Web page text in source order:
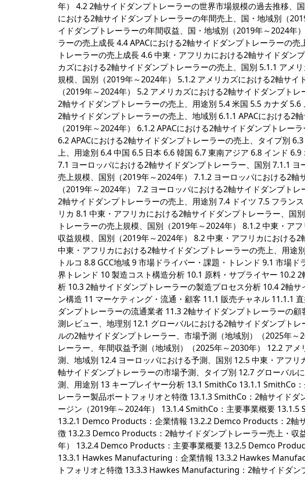
年） 4.2 2軸サイドダンプトレーラーの世界市場規模の過去推移、
における2軸サイドダンプトレーラーの年間売上、国・地域別（
イドダンプトレーラーの年間収益、国・地域別（2019年～2024年
ラーの売上成長 4.4 APACにおける2軸サイドダンプトレーラーの
トレーラーの売上成長 4.6 中東・アフリカにおける2軸サイドダン
カズにおける2軸サイドダンプトレーラーの売上、国別 5.1.1 アメ
規模、国別（2019年～2024年） 5.1.2 アメリカズにおける2軸サイ
（2019年～2024年） 5.2 アメリカズにおける2軸サイドダンプト
2軸サイドダンプトレーラーの売上、用途別 5.4 米国 5.5 カナダ 5.6
2軸サイドダンプトレーラーの売上、地域別 6.1.1 APACにおける2
（2019年～2024年） 6.1.2 APACにおける2軸サイドダンプトレー
6.2 APACにおける2軸サイドダンプトレーラーの売上、タイプ別
上、用途別 6.4 中国 6.5 日本 6.6 韓国 6.7 東南アジア 6.8 インド
7.1 ヨーロッパにおける2軸サイドダンプトレーラー、国別 7.1.1
売上規模、国別（2019年～2024年） 7.1.2 ヨーロッパにおける2
（2019年～2024年） 7.2 ヨーロッパにおける2軸サイドダンプト
2軸サイドダンプトレーラーの売上、用途別 7.4 ドイツ 7.5 フラン
リカ 8.1 中東・アフリカにおける2軸サイドダンプトレーラー、国
トレーラーの売上規模、国別（2019年～2024年） 8.1.2 中東・ア
収益規模、国別（2019年～2024年） 8.2 中東・アフリカにおける
中東・アフリカにおける2軸サイドダンプトレーラーの売上、用途
トルコ 8.8 GCC地域 9 市場ドライバー・課題・トレンド 9.1 市場
界トレンド 10 製造コスト構造分析 10.1 原料・サプライヤー 10.2
析 10.3 2軸サイドダンプトレーラーの製造プロセス分析 10.4 2軸
ン構造 11 マーケティング・流通・顧客 11.1 販売チャネル 11.1.1
ダンプトレーラーの流通業者 11.3 2軸サイドダンプトレーラーの
測レビュー、地理別 12.1 グローバルにおける2軸サイドダンプト
ルの2軸サイドダンプトレーラー、市場予測（地域別）（2025年～
レーラー、年間収益予測（地域別）（2025年～2030年） 12.2 ア
測、地域別 12.4 ヨーロッパにおける予測、国別 12.5 中東・アフ
軸サイドダンプトレーラーの市場予測、タイプ別 12.7 グローバル
測、用途別 13 キープレイヤー分析 13.1 SmithCo 13.1.1 SmithCo
レーラー製品ポートフォリオと特徴 13.1.3 SmithCo：2軸サイド
ージン（2019年～2024年） 13.1.4 SmithCo：主要事業概要
13.2.1 Demco Products：企業情報 13.2.2 Demco Products：2軸
徴 13.2.3 Demco Products：2軸サイドダンプトレーラー売上・収
年） 13.2.4 Demco Products：主要事業概要 13.2.5 Demco
13.3.1 Hawkes Manufacturing：企業情報 13.3.2 Hawkes
トフォリオと特徴 13.3.3 Hawkes Manufacturing：2軸サイドダン